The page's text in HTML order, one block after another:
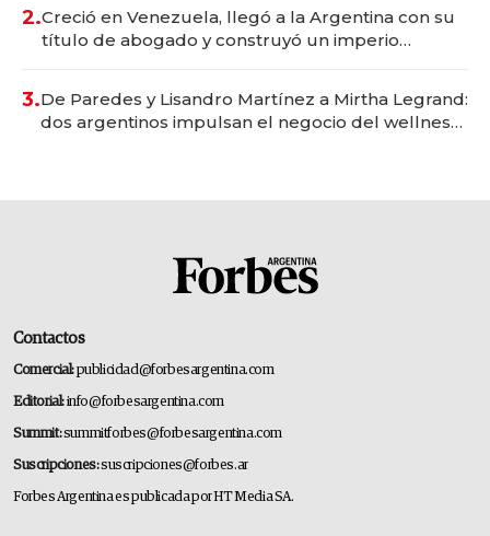
2.Creció en Venezuela, llegó a la Argentina con su
título de abogado y construyó un imperio
3.De Paredes y Lisandro Martínez a Mirtha Legrand:
dos argentinos impulsan el negocio del wellness
Contactos
Comercial:publicidad@forbesargentina.com
Editorial:info@forbesargentina.com
Summit:summitforbes@forbesargentina.com
Suscripciones:suscripciones@forbes.ar
Forbes Argentina es publicada por HT Media SA.